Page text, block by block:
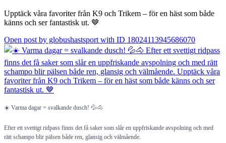
Upptäck våra favoriter från K9 och Trikem – för en häst som både
känns och ser fantastisk ut. 🤎
Open post by globushastsport with ID 18024113945686070
☀️ Varma dagar = svalkande dusch! 💦🐴
Efter ett svettigt ridpass finns det få saker som slår en uppfriskande avspolning och med
rätt schampo blir pälsen både ren, glansig och välmående.